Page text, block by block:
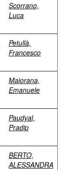
Scorrano,
Luca
Petullà,
Francesco
Maiorana,
Emanuele
Paudyal,
Pradip
BERTO,
ALESSANDRA